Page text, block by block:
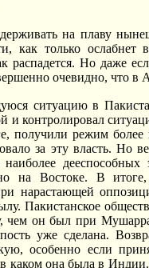
на плаву
как только
Но даже
очевидно, что в
ситуацию в
контролировал
получили режим
за эту власть. Но
дееспособных
на Востоке. В
нарастающей
Пакистанское
чем он был при
уже сделана.
особенно если
каком она была в